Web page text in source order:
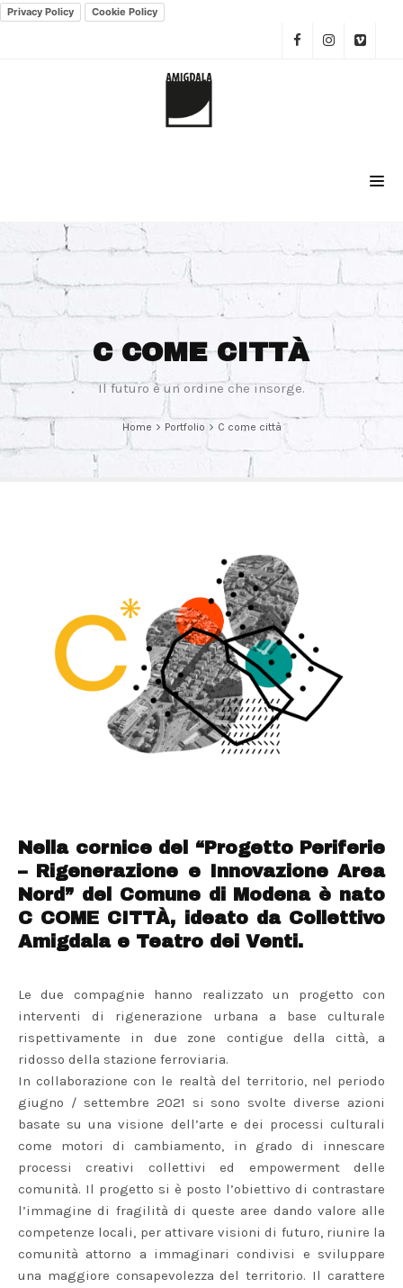
Privacy Policy Cookie Policy
C COME CITTÀ
Il futuro è un ordine che insorge.
Home Portfolio C come città
Nella cornice del “Progetto Periferie
– Rigenerazione e Innovazione Area
Nord” del Comune di Modena è nato
C COME CITTÀ, ideato da Collettivo
Amigdala e Teatro dei Venti.
Le due compagnie hanno realizzato un progetto con
interventi di rigenerazione urbana a base culturale
rispettivamente in due zone contigue della città, a
ridosso della stazione ferroviaria.
In collaborazione con le realtà del territorio, nel periodo
giugno / settembre 2021 si sono svolte diverse azioni
basate su una visione dell’arte e dei processi culturali
come motori di cambiamento, in grado di innescare
processi creativi collettivi ed empowerment delle
comunità. Il progetto si è posto l’obiettivo di contrastare
l’immagine di fragilità di queste aree dando valore alle
competenze locali, per attivare visioni di futuro, riunire la
comunità attorno a immaginari condivisi e sviluppare
una maggiore consapevolezza del territorio. Il carattere